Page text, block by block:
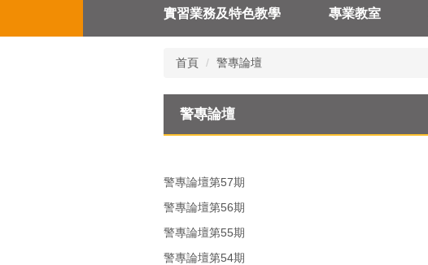
實習業務及特色教學 專業教室
首頁 警專論壇
警專論壇
警專論壇第57期
警專論壇第56期
警專論壇第55期
警專論壇第54期